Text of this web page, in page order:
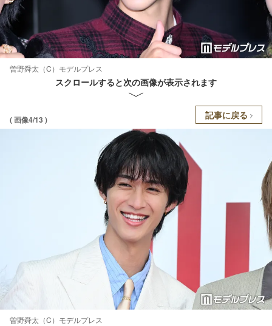
曽野舜太（C）モデルプレス
スクロールすると次の画像が表示されます
( 画像4/13 ) 記事に戻る
曽野舜太（C）モデルプレス